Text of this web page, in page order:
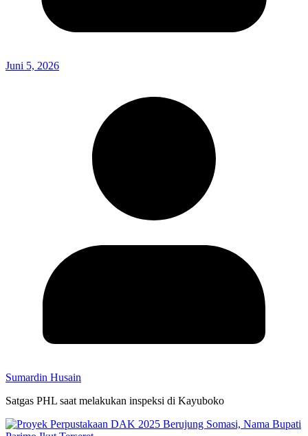
Juni 5, 2026
Sumardin Husain
Satgas PHL saat melakukan inspeksi di Kayuboko